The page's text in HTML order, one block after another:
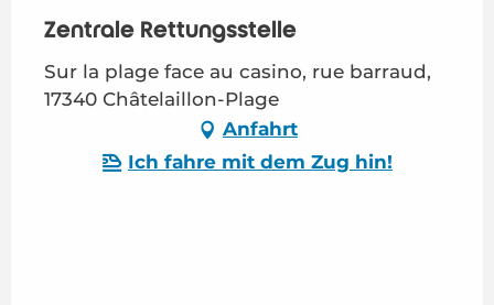
Zentrale Rettungsstelle
Sur la plage face au casino, rue barraud,
17340 Châtelaillon-Plage
Anfahrt
Ich fahre mit dem Zug hin!